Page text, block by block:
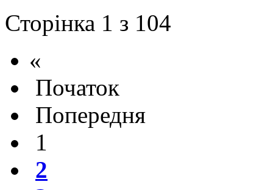
Сторінка 1 з 104
«
Початок
Попередня
1
2